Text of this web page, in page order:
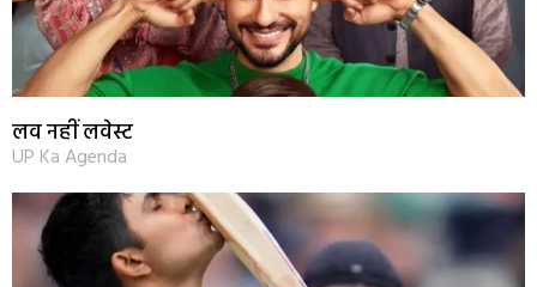
लव नहीं लवेस्ट
UP Ka Agenda